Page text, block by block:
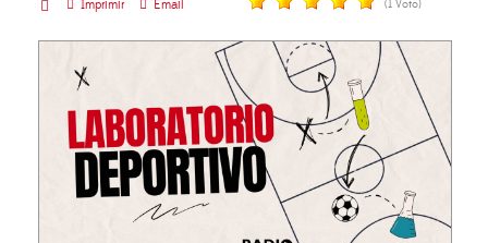
Imprimir
Email (1 Voto)